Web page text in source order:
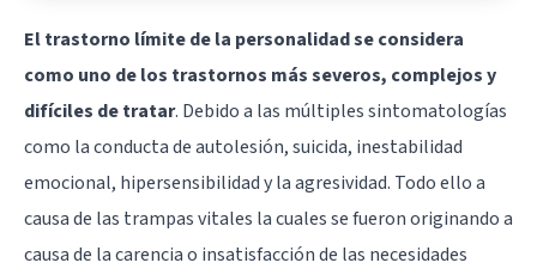
El trastorno límite de la personalidad se considera
como uno de los trastornos más severos, complejos y
difíciles de tratar. Debido a las múltiples sintomatologías
como la conducta de autolesión, suicida, inestabilidad
emocional, hipersensibilidad y la agresividad. Todo ello a
causa de las trampas vitales la cuales se fueron originando a
causa de la carencia o insatisfacción de las necesidades